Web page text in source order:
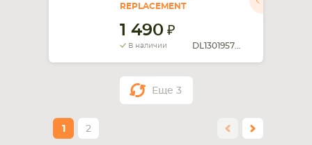
REPLACEMENT
1 490
В наличии
Еще 3
1 2